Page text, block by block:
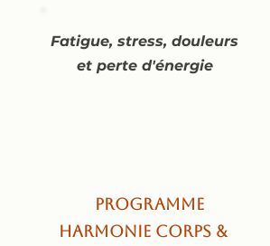
Fatigue, stress, douleurs
et perte d'énergie
Programme
Harmonie Corps &